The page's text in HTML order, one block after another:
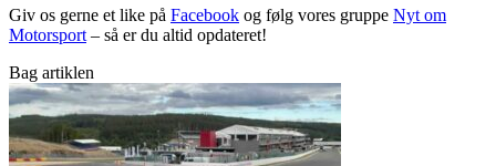
Giv os gerne et like på Facebook og følg vores gruppe Nyt om
Motorsport – så er du altid opdateret!
Bag artiklen